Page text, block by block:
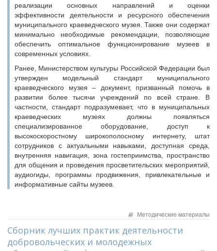
реализации основных направлений и оценки
эффективности деятельности и ресурсного обеспечения
муниципального краеведческого музея. Также они содержат
минимально необходимые рекомендации, позволяющие
обеспечить оптимальное функционирование музеев в
современных условиях.
Ранее, Министерством культуры Российской Федерации был
утвержден модельный стандарт муниципального
краеведческого музея – документ, призванный помочь в
развитии более тысячи учреждений по всей стране. В
частности, стандарт подразумевает, что в муниципальных
краеведческих музеях должны появляться
специализированное оборудование, доступ к
высокоскоростному широкополосному интернету, штат
сотрудников с актуальными навыками, доступная среда,
внутренняя навигация, зона гостеприимства, пространство
для общения и проведения просветительских мероприятий,
аудиогиды, программы продвижения, привлекательные и
информативные сайты музеев.
Методические материалы
Сборник лучших практик деятельности
добровольческих и молодежных